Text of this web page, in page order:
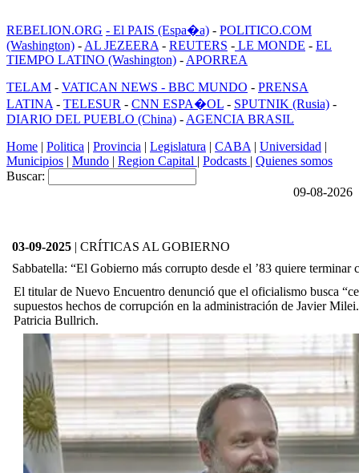
REBELION.ORG - El PAIS (Espa�a) - POLITICO.COM
(Washington) - AL JEZEERA - REUTERS - LE MONDE - EL
TIEMPO LATINO (Washington) - APORREA
TELAM - VATICAN NEWS - BBC MUNDO - PRENSA
LATINA - TELESUR - CNN ESPA�OL - SPUTNIK (Rusia) -
DIARIO DEL PUEBLO (China) - AGENCIA BRASIL
Home | Politica | Provincia | Legislatura | CABA | Universidad |
Municipios | Mundo | Region Capital | Podcasts | Quienes somos
Buscar:
09-08-2026
03-09-2025 | CRÍTICAS AL GOBIERNO
Sabbatella: “El Gobierno más corrupto desde el ’83 quiere terminar
El titular de Nuevo Encuentro denunció que el oficialismo busca
supuestos hechos de corrupción en la administración de Javier
Patricia Bullrich.